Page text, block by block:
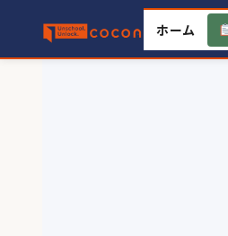
content
ホーム